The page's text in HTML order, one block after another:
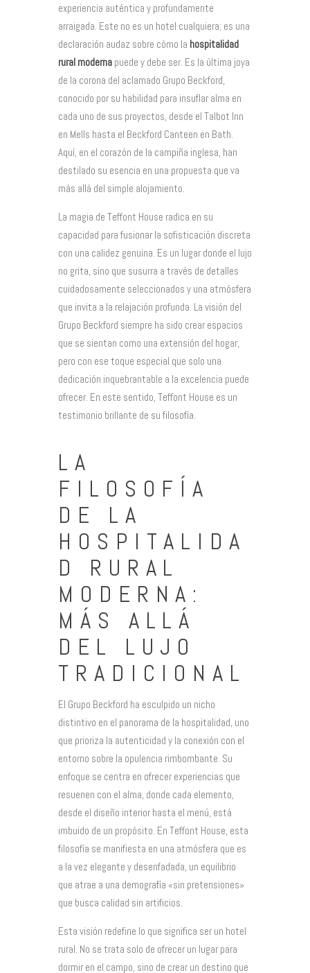
experiencia auténtica y profundamente
arraigada. Este no es un hotel cualquiera; es una
declaración audaz sobre cómo la hospitalidad
rural moderna puede y debe ser. Es la última joya
de la corona del aclamado Grupo Beckford,
conocido por su habilidad para insuflar alma en
cada uno de sus proyectos, desde el Talbot Inn
en Mells hasta el Beckford Canteen en Bath.
Aquí, en el corazón de la campiña inglesa, han
destilado su esencia en una propuesta que va
más allá del simple alojamiento.
La magia de Teffont House radica en su
capacidad para fusionar la sofisticación discreta
con una calidez genuina. Es un lugar donde el lujo
no grita, sino que susurra a través de detalles
cuidadosamente seleccionados y una atmósfera
que invita a la relajación profunda. La visión del
Grupo Beckford siempre ha sido crear espacios
que se sientan como una extensión del hogar,
pero con ese toque especial que solo una
dedicación inquebrantable a la excelencia puede
ofrecer. En este sentido, Teffont House es un
testimonio brillante de su filosofía.
LA
FILOSOFÍA
DE LA
HOSPITALIDA
D RURAL
MODERNA:
MÁS ALLÁ
DEL LUJO
TRADICIONAL
El Grupo Beckford ha esculpido un nicho
distintivo en el panorama de la hospitalidad, uno
que prioriza la autenticidad y la conexión con el
entorno sobre la opulencia rimbombante. Su
enfoque se centra en ofrecer experiencias que
resuenen con el alma, donde cada elemento,
desde el diseño interior hasta el menú, está
imbuido de un propósito. En Teffont House, esta
filosofía se manifiesta en una atmósfera que es
a la vez elegante y desenfadada, un equilibrio
que atrae a una demografía «sin pretensiones»
que busca calidad sin artificios.
Esta visión redefine lo que significa ser un hotel
rural. No se trata solo de ofrecer un lugar para
dormir en el campo, sino de crear un destino que